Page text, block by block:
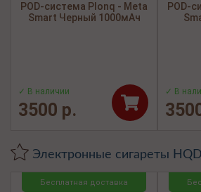
POD-система Plonq - Meta
Smart Черный 1000мАч
✓ В наличии
3500 р.
POD-
✓ В
Электронные сигареты HQD
Бесплатная доставка